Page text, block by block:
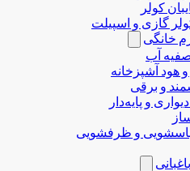
کولر
گازی و اسپیلت
خانگی
آب
هود آشپزخانه
و برقی
و پایه‌دار
و ظرفشویی